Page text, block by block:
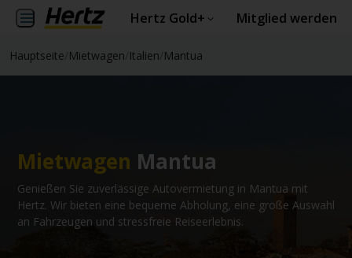
Hertz Gold+ Mitglied werden
Hauptseite Mietwagen Italien Mantua
Mietwagen Mantua
Genießen Sie zuverlässige Autovermietung in Mantua mit
Hertz. Wir bieten eine bequeme Abholung, eine große Auswahl
an Fahrzeugen und stressfreie Reiseerlebnis.